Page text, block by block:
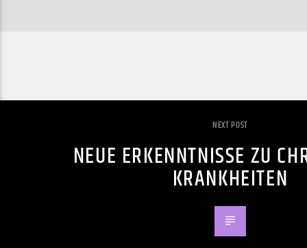
NEXT POST
NEUE ERKENNTNISSE ZU
KRANKHEITEN